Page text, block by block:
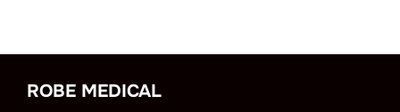
ROBE MEDICAL